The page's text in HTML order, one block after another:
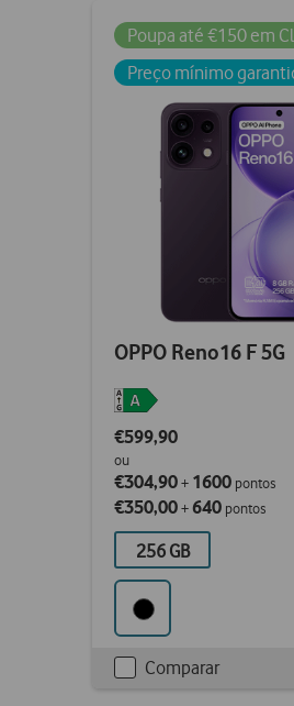
Poupa até €150 em
Preço mínimo
OPPO Reno16 F 5G
€599,90
ou
€304,90+ 1600 pontos
€350,00+640 pontos
256 GB
Checkbox
Comparar